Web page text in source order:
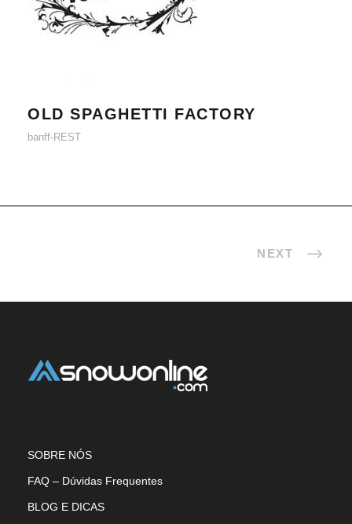
OLD SPAGHETTI FACTORY
OLD SPAGHETTI FACTORY
banff-REST
NEXT
SOBRE NÓS
FAQ – Dúvidas Frequentes
BLOG E DICAS